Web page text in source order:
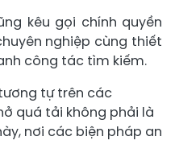
kêu gọi chính quyền
nghiệp cùng thiết
công tác tìm kiếm.
tự trên các
quá tải không phải là
nơi các biện pháp an